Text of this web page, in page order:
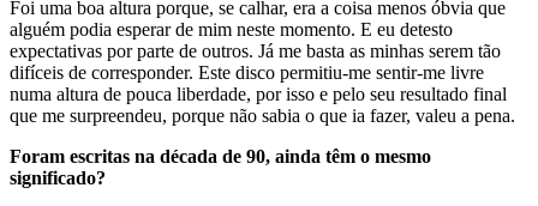
Foi uma boa altura porque, se calhar, era a coisa menos óbvia que
alguém podia esperar de mim neste momento. E eu detesto
expectativas por parte de outros. Já me basta as minhas serem tão
difíceis de corresponder. Este disco permitiu-me sentir-me livre
numa altura de pouca liberdade, por isso e pelo seu resultado final
que me surpreendeu, porque não sabia o que ia fazer, valeu a pena.
Foram escritas na década de 90, ainda têm o mesmo
significado?